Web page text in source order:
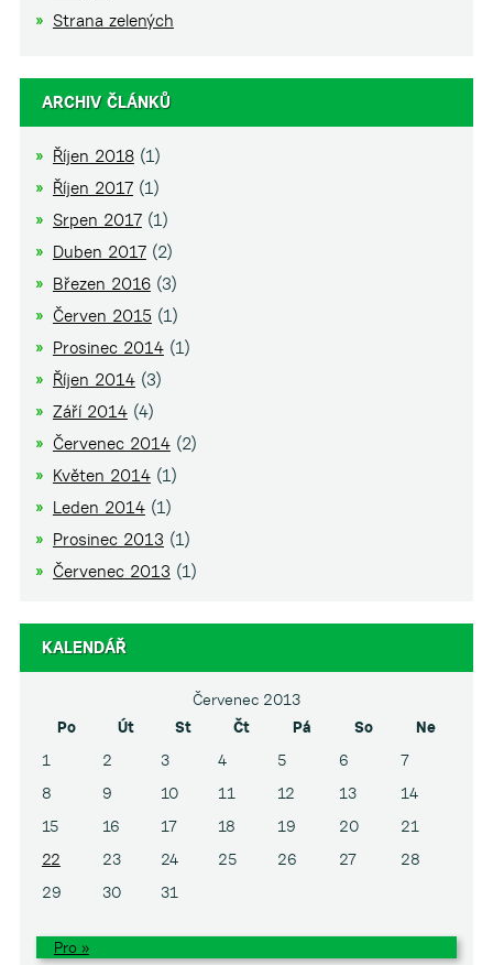
Strana zelených
ARCHIV ČLÁNKŮ
Říjen 2018(1)
Říjen 2017(1)
Srpen 2017(1)
Duben 2017(2)
Březen 2016(3)
Červen 2015(1)
Prosinec 2014(1)
Říjen 2014(3)
Září 2014(4)
Červenec 2014(2)
Květen 2014(1)
Leden 2014(1)
Prosinec 2013 (1)
Červenec 2013 (1)
KALENDÁŘ
Červenec 2013
Po
Út St Čt Pá So
Ne
1
2 3 4 5 6
7
8
9 10 11 12 13
14
15
16 17 18 19 20
21
22
23 24 25 26 27
28
29
30 31
Pro »